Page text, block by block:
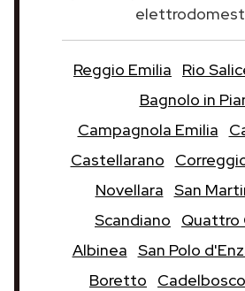
Reggio Emilia Rio
Bagnolo in
Campagnola Emilia
Castellarano
Novellara San
Scandiano
Quattro
Albinea San Polo
Boretto